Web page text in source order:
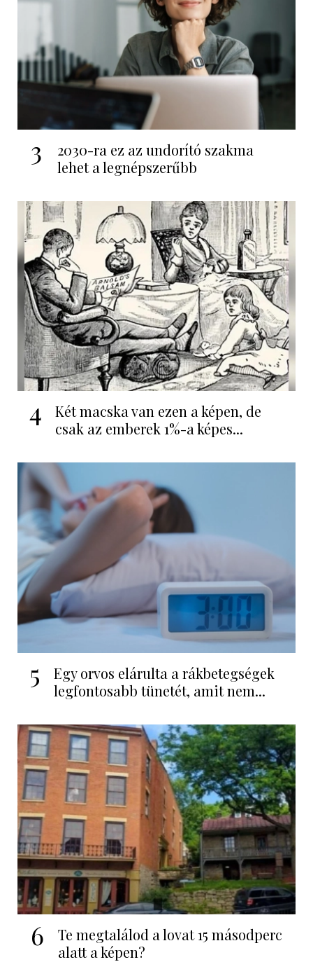
3
2030-ra ez az undorító szakma
lehet a legnépszerűbb
4
Két macska van ezen a képen, de
csak az emberek 1%-a képes...
5
Egy orvos elárulta a rákbetegségek
legfontosabb tünetét, amit nem...
6
Te megtalálod a lovat 15 másodperc
alatt a képen?